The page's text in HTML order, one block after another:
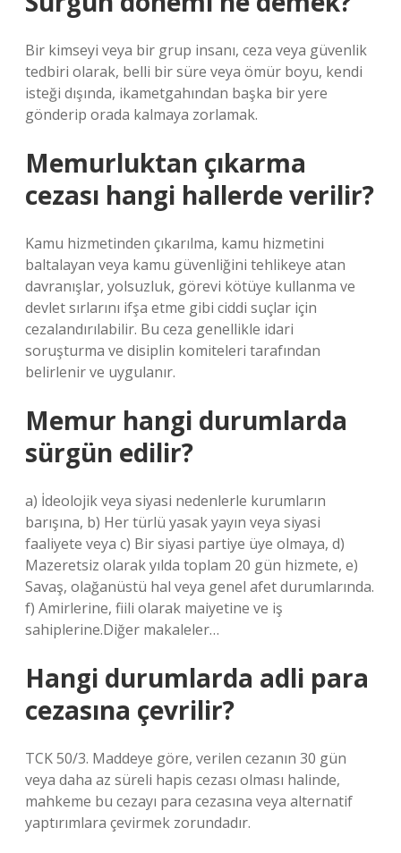
Bir kimseyi veya bir grup insanı, ceza veya güvenlik
tedbiri olarak, belli bir süre veya ömür boyu, kendi
isteği dışında, ikametgahından başka bir yere
gönderip orada kalmaya zorlamak.
Memurluktan çıkarma
cezası hangi hallerde verilir?
Kamu hizmetinden çıkarılma, kamu hizmetini
baltalayan veya kamu güvenliğini tehlikeye atan
davranışlar, yolsuzluk, görevi kötüye kullanma ve
devlet sırlarını ifşa etme gibi ciddi suçlar için
cezalandırılabilir. Bu ceza genellikle idari
soruşturma ve disiplin komiteleri tarafından
belirlenir ve uygulanır.
Memur hangi durumlarda
sürgün edilir?
a) İdeolojik veya siyasi nedenlerle kurumların
barışına, b) Her türlü yasak yayın veya siyasi
faaliyete veya c) Bir siyasi partiye üye olmaya, d)
Mazeretsiz olarak yılda toplam 20 gün hizmete, e)
Savaş, olağanüstü hal veya genel afet durumlarında.
f) Amirlerine, fiili olarak maiyetine ve iş
sahiplerine.Diğer makaleler…
Hangi durumlarda adli para
cezasına çevrilir?
TCK 50/3. Maddeye göre, verilen cezanın 30 gün
veya daha az süreli hapis cezası olması halinde,
mahkeme bu cezayı para cezasına veya alternatif
yaptırımlara çevirmek zorundadır.